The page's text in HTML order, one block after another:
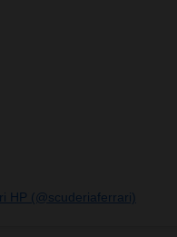
HP (@scuderiaferrari)